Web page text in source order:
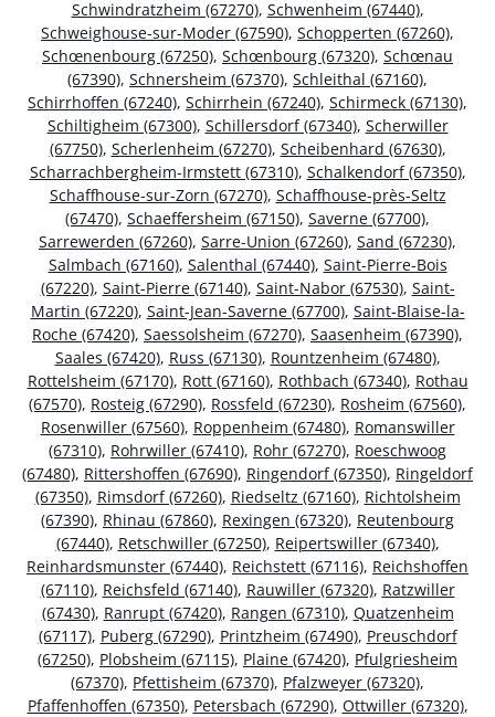
Schwindratzheim (67270), Schwenheim (67440),
Schweighouse-sur-Moder (67590), Schopperten (67260),
Schœnenbourg (67250), Schœnbourg (67320), Schœnau
(67390), Schnersheim (67370), Schleithal (67160),
Schirrhoffen (67240), Schirrhein (67240), Schirmeck (67130),
Schiltigheim (67300), Schillersdorf (67340), Scherwiller
(67750), Scherlenheim (67270), Scheibenhard (67630),
Scharrachbergheim-Irmstett (67310), Schalkendorf (67350),
Schaffhouse-sur-Zorn (67270), Schaffhouse-près-Seltz
(67470), Schaeffersheim (67150), Saverne (67700),
Sarrewerden (67260), Sarre-Union (67260), Sand (67230),
Salmbach (67160), Salenthal (67440), Saint-Pierre-Bois
(67220), Saint-Pierre (67140), Saint-Nabor (67530), Saint-
Martin (67220), Saint-Jean-Saverne (67700), Saint-Blaise-la-
Roche (67420), Saessolsheim (67270), Saasenheim (67390),
Saales (67420), Russ (67130), Rountzenheim (67480),
Rottelsheim (67170), Rott (67160), Rothbach (67340), Rothau
(67570), Rosteig (67290), Rossfeld (67230), Rosheim (67560),
Rosenwiller (67560), Roppenheim (67480), Romanswiller
(67310), Rohrwiller (67410), Rohr (67270), Roeschwoog
(67480), Rittershoffen (67690), Ringendorf (67350), Ringeldorf
(67350), Rimsdorf (67260), Riedseltz (67160), Richtolsheim
(67390), Rhinau (67860), Rexingen (67320), Reutenbourg
(67440), Retschwiller (67250), Reipertswiller (67340),
Reinhardsmunster (67440), Reichstett (67116), Reichshoffen
(67110), Reichsfeld (67140), Rauwiller (67320), Ratzwiller
(67430), Ranrupt (67420), Rangen (67310), Quatzenheim
(67117), Puberg (67290), Printzheim (67490), Preuschdorf
(67250), Plobsheim (67115), Plaine (67420), Pfulgriesheim
(67370), Pfettisheim (67370), Pfalzweyer (67320),
Pfaffenhoffen (67350), Petersbach (67290), Ottwiller (67320),